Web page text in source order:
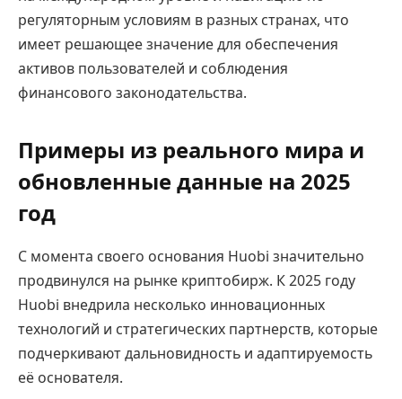
регуляторным условиям в разных странах, что
имеет решающее значение для обеспечения
активов пользователей и соблюдения
финансового законодательства.
Примеры из реального мира и
обновленные данные на 2025
год
С момента своего основания Huobi значительно
продвинулся на рынке криптобирж. К 2025 году
Huobi внедрила несколько инновационных
технологий и стратегических партнерств, которые
подчеркивают дальновидность и адаптируемость
её основателя.